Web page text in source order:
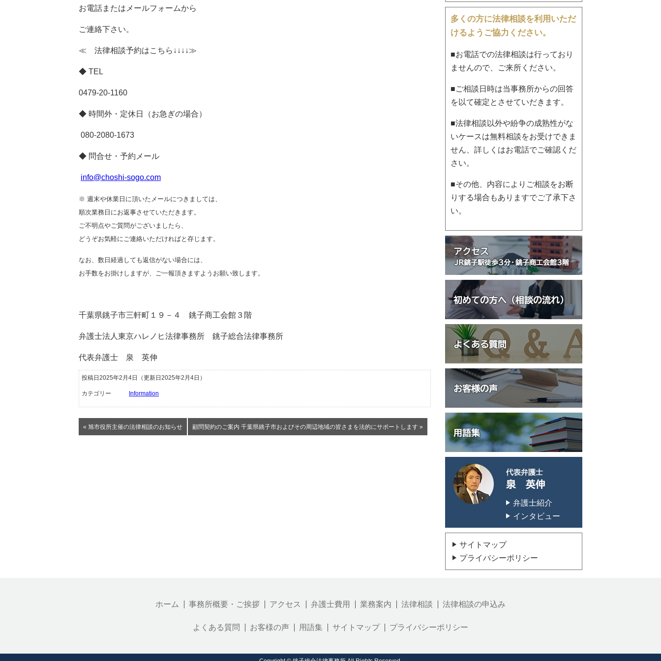
お電話またはメールフォームから
ご連絡下さい。
≪ 法律相談予約はこちら↓↓↓↓≫
◆ TEL
0479-20-1160
◆ 時間外・定休日（お急ぎの場合）
080-2080-1673
◆ 問合せ・予約メール
info@choshi-sogo.com
※ 週末や休業日に頂いたメールにつきましては、
順次業務日にお返事させていただきます。
ご不明点やご質問がございましたら、
どうぞお気軽にご連絡いただければと存じます。
なお、数日経過しても返信がない場合には、
お手数をお掛けしますが、ご一報頂きますようお願い致します。
千葉県銚子市三軒町１９－４ 銚子商工会館３階
弁護士法人東京ハレノヒ法律事務所 銚子総合法律事務所
代表弁護士 泉 英伸
投稿日2025年2月4日 （更新日2025年2月4日）
カテゴリー Information
« 旭市役所主催の法律相談のお知らせ 顧問契約のご案内 千葉県銚子市およびその周辺地域の皆さまを法的にサポートします »
多くの方に法律相談を利用いただ
けるようご協力ください。
■お電話での法律相談は行っており
ませんので、ご来所ください。
■ご相談日時は当事務所からの回答
を以て確定とさせていだきます。
■法律相談以外や紛争の成熟性がな
いケースは無料相談をお受けできま
せん、詳しくはお電話でご確認くだ
さい。
■その他、内容によりご相談をお断
りする場合もありますでご了承下さ
い。
弁護士紹介
インタビュー
サイトマップ
プライバシーポリシー
ホーム 事務所概要・ご挨拶 アクセス 弁護士費用 業務案内 法律相談 法律相談の申込み
よくある質問 お客様の声 用語集 サイトマップ プライバシーポリシー